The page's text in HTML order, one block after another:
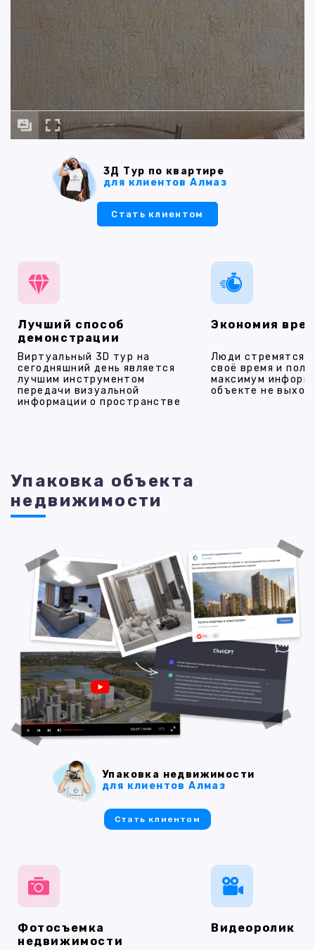
3Д Тур по квартире
для клиентов Алмаз
Стать клиентом
Лучший способ
демонстрации
Виртуальный 3D тур на
сегодняшний день является
лучшим инструментом
передачи визуальной
информации о пространстве
Экономия
Люди стремятся
своё время и
максимум
объекте не
Упаковка объекта
недвижимости
Фотосъемка
недвижимости
Видеоролик
Упаковка недвижимости
для клиентов Алмаз
Стать клиентом